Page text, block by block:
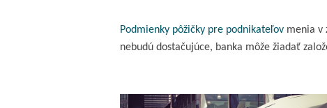
Podmienky pôžičky pre podnikateľov menia v
nebudú dostačujúce, banka môže žiadať